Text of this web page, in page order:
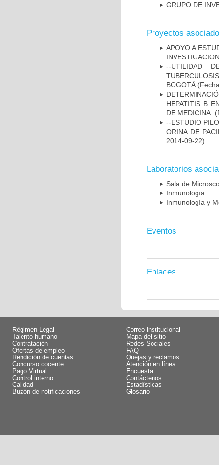
GRUPO DE
Proyectos
APOYO A
--UTILIDAD
BOGOTÁ
HEPATITIS B
DE MEDICINA.
--ESTUDIO
ORINA DE
2014-09-22)
Laboratorios
Sala de
Inmunología
Inmunología y
Eventos
Enlaces
Régimen Legal
Talento humano
Contratación
Ofertas de empleo
Rendición de cuentas
Concurso docente
Pago Virtual
Control interno
Calidad
Buzón de notificaciones
Correo institucional
Mapa del sitio
Redes Sociales
FAQ
Quejas y reclamos
Atención en línea
Encuesta
Contáctenos
Estadísticas
Glosario